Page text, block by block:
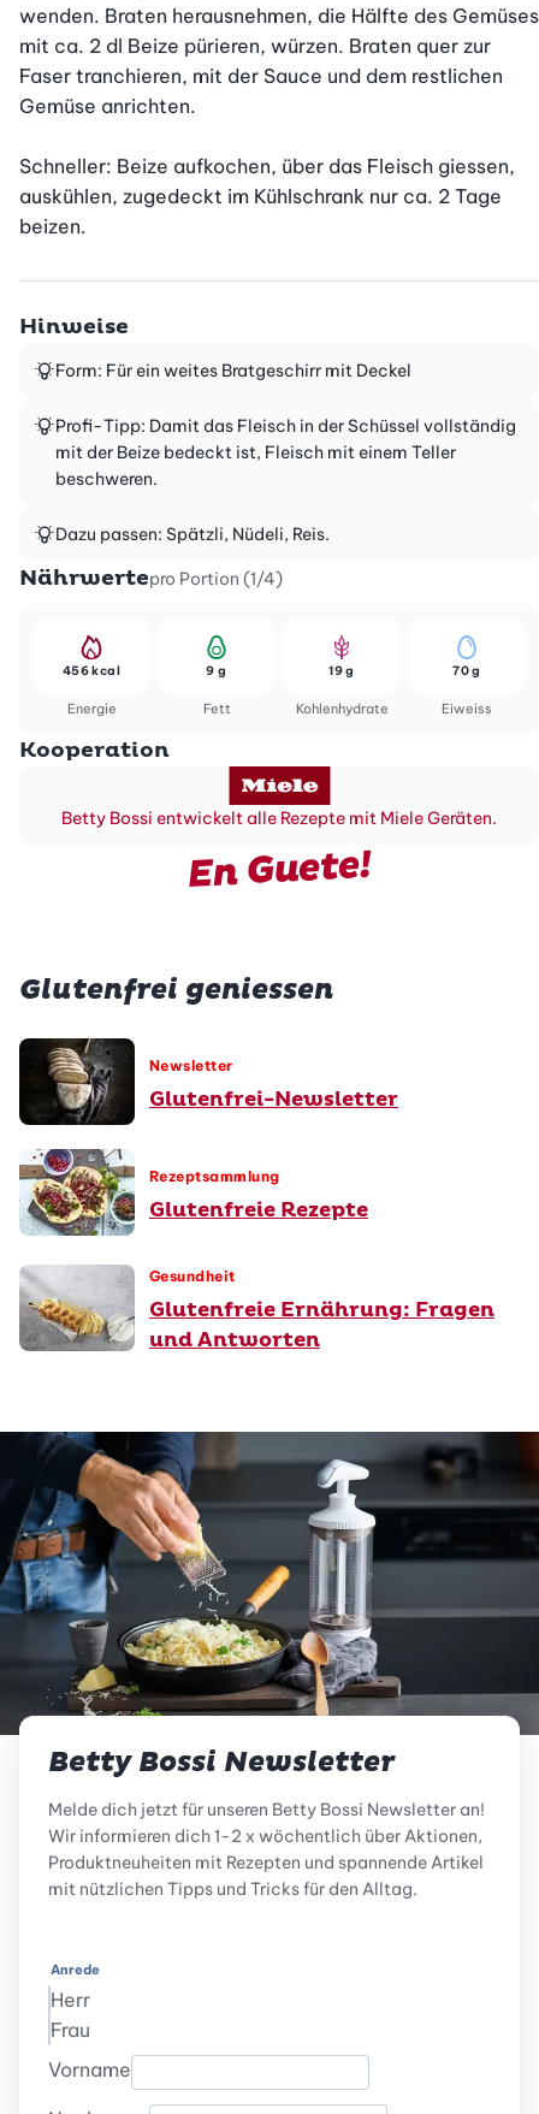
wenden. Braten herausnehmen, die Hälfte des Gemüses
mit ca. 2 dl Beize pürieren, würzen. Braten quer zur
Faser tranchieren, mit der Sauce und dem restlichen
Gemüse anrichten.
Schneller: Beize aufkochen, über das Fleisch giessen,
auskühlen, zugedeckt im Kühlschrank nur ca. 2 Tage
beizen.
Hinweise
Form: Für ein weites Bratgeschirr mit Deckel
Profi-Tipp: Damit das Fleisch in der Schüssel vollständig
mit der Beize bedeckt ist, Fleisch mit einem Teller
beschweren.
Dazu passen: Spätzli, Nüdeli, Reis.
Nährwertepro Portion (1/4)
Energie
456 kcal
Fett
9 g
Kohlenhydrate
19 g
Eiweiss
70 g
Kooperation
Betty Bossi entwickelt alle Rezepte mit Miele Geräten.
En Guete!
Glutenfrei geniessen
Newsletter
Glutenfrei-Newsletter
Rezeptsammlung
Glutenfreie Rezepte
Gesundheit
Glutenfreie Ernährung: Fragen
und Antworten
Betty Bossi Newsletter
Melde dich jetzt für unseren Betty Bossi Newsletter an!
Wir informieren dich 1-2 x wöchentlich über Aktionen,
Produktneuheiten mit Rezepten und spannende Artikel
mit nützlichen Tipps und Tricks für den Alltag.
Anrede
Herr
Frau
Vorname